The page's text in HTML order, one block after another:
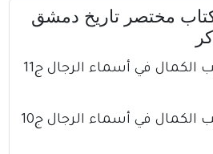
كتاب مختصر تاريخ دمشق
كتاب تذهيب تهذيب الكمال في أسماء الرجال ج11
كتاب تذهيب تهذيب الكمال في أسماء الرجال ج10